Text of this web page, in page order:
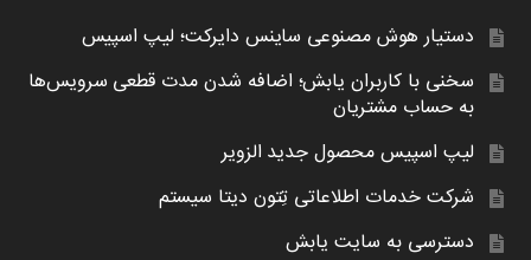
دستیار هوش مصنوعی ساینس دایرکت؛ لیپ اسپیس
سخنی با کاربران یابش؛ اضافه شدن مدت قطعی سرویس‌ها
به حساب مشتریان
لیپ اسپیس محصول جدید الزویر
شرکت خدمات اطلاعاتی تِتون دیتا سیستم
دسترسی به سایت یابش